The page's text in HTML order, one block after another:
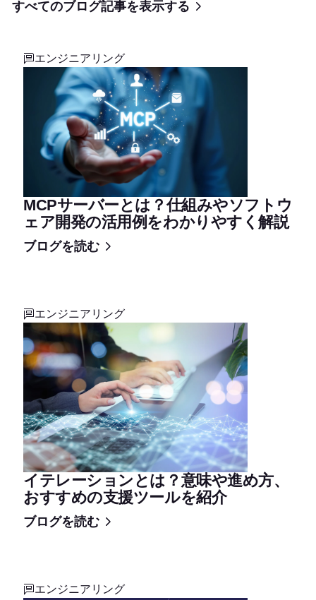
すべてのブログ記事を表示する
エンジニアリング
MCPサーバーとは？仕組みやソフトウ
ェア開発の活用例をわかりやすく解説
ブログを読む
エンジニアリング
イテレーションとは？意味や進め方、
おすすめの支援ツールを紹介
ブログを読む
エンジニアリング